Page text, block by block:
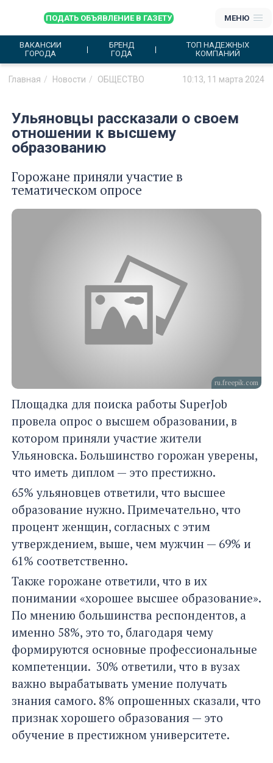
ПОДАТЬ ОБЪЯВЛЕНИЕ В ГАЗЕТУ МЕНЮ
ВАКАНСИИ
ГОРОДА
БРЕНД
ГОДА
ТОП НАДЕЖНЫХ
КОМПАНИЙ
Главная Новости ОБЩЕСТВО 10:13, 11 марта 2024
Ульяновцы рассказали о своем
отношении к высшему
образованию
Горожане приняли участие в
тематическом опросе
ru.freepik.com
Площадка для поиска работы SuperJob
провела опрос о высшем образовании, в
котором приняли участие жители
Ульяновска. Большинство горожан уверены,
что иметь диплом — это престижно.
65% ульяновцев ответили, что высшее
образование нужно. Примечательно, что
процент женщин, согласных с этим
утверждением, выше, чем мужчин — 69% и
61% соответственно.
Также горожане ответили, что в их
понимании «хорошее высшее образование».
По мнению большинства респондентов, а
именно 58%, это то, благодаря чему
формируются основные профессиональные
компетенции. 30% ответили, что в вузах
важно вырабатывать умение получать
знания самого. 8% опрошенных сказали, что
признак хорошего образования — это
обучение в престижном университете.